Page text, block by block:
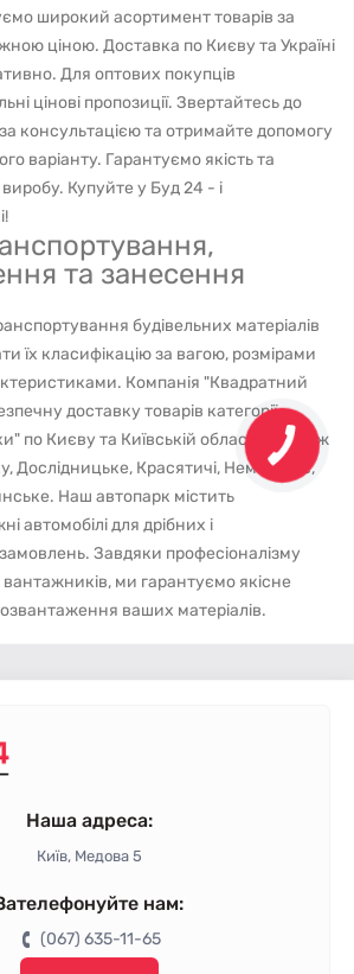
широкий асортимент товарів за
ціною. Доставка по Києву та Україні
Для оптових покупців
цінові пропозиції. Звертайтесь до
консультацією та отримайте допомогу
варіанту. Гарантуємо якість та
Купуйте у Буд 24 - і
та занесення
будівельних матеріалів
їх класифікацію за вагою, розмірами
Компанія "Квадратний
доставку товарів категорії
по Києву та Київській області, а також
Дослідницьке, Красятичі, Немішаєве,
Наш автопарк містить
автомобілі для дрібних і
Завдяки професіоналізму
ми гарантуємо якісне
ваших матеріалів.
Наша адреса:
Київ, Медова 5
нам:
(067) 635-11-65